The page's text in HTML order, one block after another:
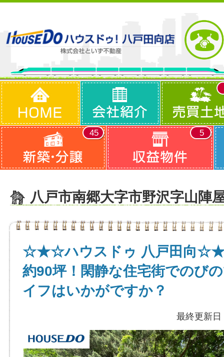
45 5
八戸市南郷大字市野沢字山陣
☆★☆ハウスドゥ 八戸田向
約90坪！閑静な住宅街でのび
イフはいかがですか？
最終更新